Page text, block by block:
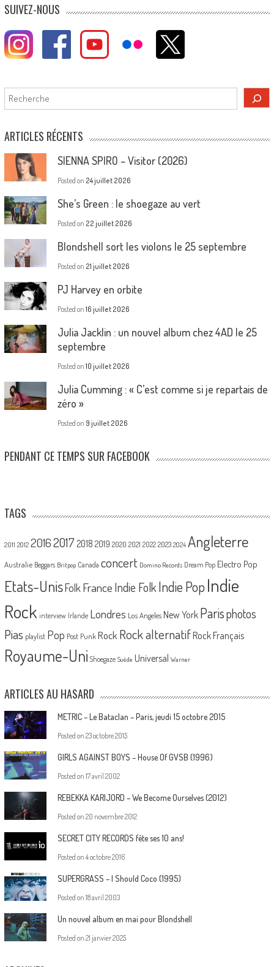
SUIVEZ-NOUS
Rechercher
ARTICLES RÉCENTS
SIENNA SPIRO – Visitor (2026)
Posted on 24 juillet 2026
She’s Green : le shoegaze au vert
Posted on 22 juillet 2026
Blondshell sort les violons le 25 septembre
Posted on 21 juillet 2026
PJ Harvey en orbite
Posted on 16 juillet 2026
Julia Jacklin : un nouvel album chez 4AD le 25
septembre
Posted on 10 juillet 2026
Julia Cumming : « C’est comme si je repartais de
zéro »
Posted on 9 juillet 2026
PENDANT CE TEMPS SUR FACEBOOK
TAGS
2011 2012 20162017 2018 2019 2020 2021 2022 2023 2024 Angleterre
Australie Beggars Britpop Canada concert Domino Records Dream Pop Electro Pop
Etats-UnisFolk France Indie Folk Indie PopIndie
Rock interview Irlande Londres Los Angeles New York Parisphotos
Pias playlist Pop Post Punk Rock Rock alternatif Rock Français
Royaume-Uni Shoegaze Suède Universal Warner
ARTICLES AU HASARD
METRIC – Le Bataclan – Paris, jeudi 15 octobre 2015
Posted on 23 octobre 2015
GIRLS AGAINST BOYS – House Of GVSB (1996)
Posted on 17 avril 2002
REBEKKA KARIJORD – We Become Ourselves (2012)
Posted on 20 novembre 2012
SECRET CITY RECORDS fête ses 10 ans!
Posted on 4 octobre 2016
SUPERGRASS – I Should Coco (1995)
Posted on 18 avril 2003
Un nouvel album en mai pour Blondshell
Posted on 21 janvier 2025